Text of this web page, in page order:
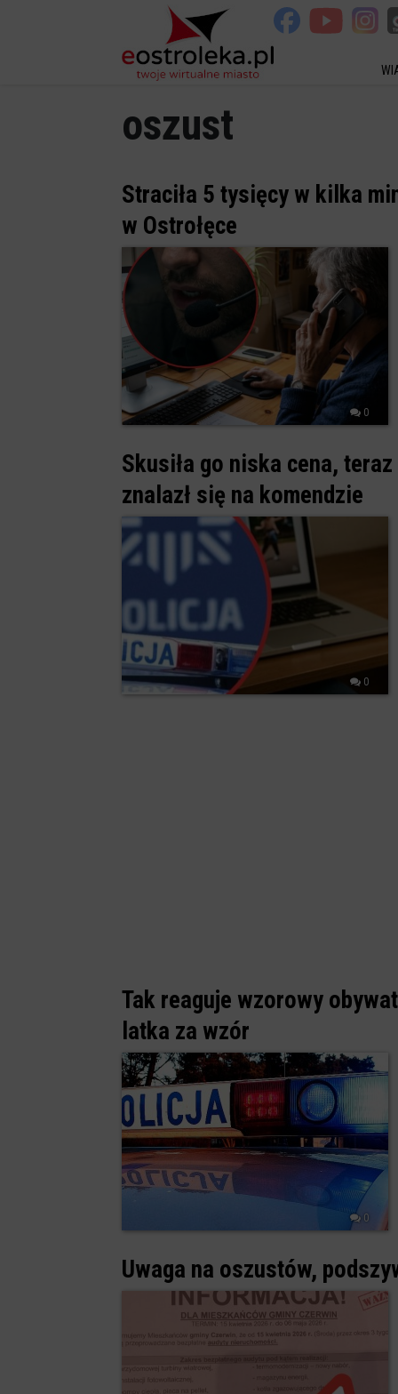
oszust
Straciła 5 tysięcy w kilka
w Ostrołęce
0
Skusiła go niska cena,
znalazł się na komendzie
0
Tak reaguje wzorowy
latka za wzór
0
Uwaga na oszustów,